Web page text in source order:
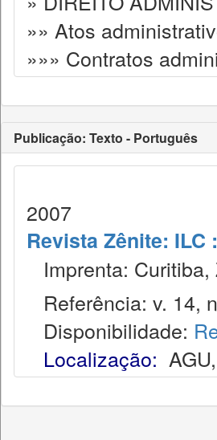
»» Atos
»»» Contratos
Publicação: Texto - Português
2007
Revista Zênite:
Imprenta: Curitiba,
Referência: v. 14,
Disponibilidade:
Localização: AGU,